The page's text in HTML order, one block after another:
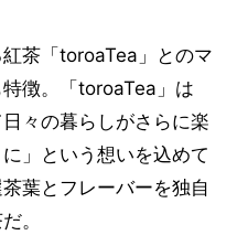
茶「toroaTea」とのマ
徴。「toroaTea」は
々の暮らしがさらに楽
」という想いを込めて
葉とフレーバーを独自
。